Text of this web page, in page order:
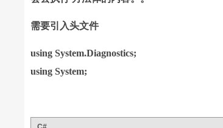
需要引入头文件
using System.Diagnostics;
using System;